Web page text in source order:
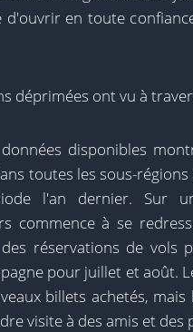
d'ouvrir en toute
déprimées ont vu à
disponibles
toutes les sous-
l'an dernier. Sur
commence à se
réservations de vols
pour juillet et août.
billets achetés,
visite à des amis et des